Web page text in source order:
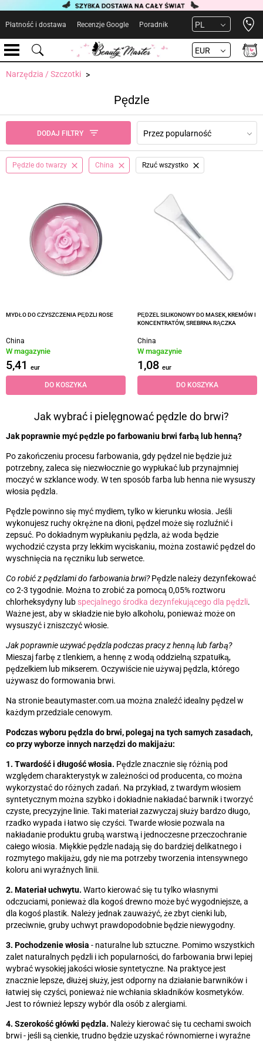
Płatność i dostawa Recenzje Google Poradnik PL
EUR
Narzędzia / Szczotki
Pędzle
DODAJ FILTRY Przez popularność
Pędzle do twarzy China Rzuć wszystko
MYDŁO DO CZYSZCZENIA PĘDZLI ROSE
China
W magazynie
5,41 eur
DO KOSZYKA
PĘDZEL SILIKONOWY DO MASEK, KREMÓW I
KONCENTRATÓW, SREBRNA RĄCZKA
China
W magazynie
1,08 eur
DO KOSZYKA
Jak wybrać i pielęgnować pędzle do brwi?
Jak poprawnie myć pędzle po farbowaniu brwi farbą lub henną?
Po zakończeniu procesu farbowania, gdy pędzel nie będzie już
potrzebny, zaleca się niezwłocznie go wypłukać lub przynajmniej
moczyć w szklance wody. W ten sposób farba lub henna nie wysuszy
włosia pędzla.
Pędzle powinno się myć mydłem, tylko w kierunku włosia. Jeśli
wykonujesz ruchy okrężne na dłoni, pędzel może się rozluźnić i
zepsuć. Po dokładnym wypłukaniu pędzla, aż woda będzie
wychodzić czysta przy lekkim wyciskaniu, można zostawić pędzel do
wyschnięcia na ręczniku lub serwetce.
Co robić z pędzlami do farbowania brwi?Pędzle należy dezynfekować
co 2-3 tygodnie. Można to zrobić za pomocą 0,05% roztworu
chlorheksydyny lub specjalnego środka dezynfekującego dla pędzli.
Ważne jest, aby w składzie nie było alkoholu, ponieważ może on
wysuszyć i zniszczyć włosie.
Jak poprawnie używać pędzla podczas pracy z henną lub farbą?
Mieszaj farbę z tlenkiem, a hennę z wodą oddzielną szpatułką,
pędzelkiem lub mikserem. Oczywiście nie używaj pędzla, którego
używasz do formowania brwi.
Na stronie beautymaster.com.ua można znaleźć idealny pędzel w
każdym przedziale cenowym.
Podczas wyboru pędzla do brwi, polegaj na tych samych zasadach,
co przy wyborze innych narzędzi do makijażu:
1. Twardość i długość włosia. Pędzle znacznie się różnią pod
względem charakterystyk w zależności od producenta, co można
wykorzystać do różnych zadań. Na przykład, z twardym włosiem
syntetycznym można szybko i dokładnie nakładać barwnik i tworzyć
czyste, precyzyjne linie. Taki materiał zazwyczaj służy bardzo długo,
rzadko wypada i łatwo się czyści. Twarde włosie pozwala na
nakładanie produktu grubą warstwą i jednoczesne przeczochranie
całego włosia. Miękkie pędzle nadają się do bardziej delikatnego i
rozmytego makijażu, gdy nie ma potrzeby tworzenia intensywnego
koloru ani wyraźnych linii.
2. Materiał uchwytu. Warto kierować się tu tylko własnymi
odczuciami, ponieważ dla kogoś drewno może być wygodniejsze, a
dla kogoś plastik. Należy jednak zauważyć, że zbyt cienki lub,
przeciwnie, gruby uchwyt prawdopodobnie będzie niewygodny.
3. Pochodzenie włosia - naturalne lub sztuczne. Pomimo wszystkich
zalet naturalnych pędzli i ich popularności, do farbowania brwi lepiej
wybrać wysokiej jakości włosie syntetyczne. Na praktyce jest
znacznie lepsze, dłużej służy, jest odporny na działanie barwników i
łatwiej się czyści, ponieważ nie wchłania składników kosmetyków.
Jest to również lepszy wybór dla osób z alergiami.
4. Szerokość główki pędzla. Należy kierować się tu cechami swoich
brwi - jeśli są cienkie, trudno będzie uzyskać równomierne i wyraźne